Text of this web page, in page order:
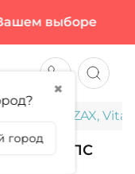
выборе
ORZAX,
120 КАПС
✖
город